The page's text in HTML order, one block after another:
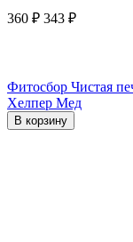
360 ₽ 343 ₽
Фитосбор Чистая
Хелпер Мед
В корзину